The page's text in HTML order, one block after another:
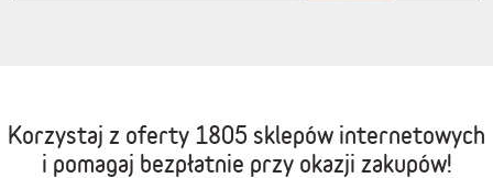
Korzystaj z oferty 1805 sklepów internetowych
i pomagaj bezpłatnie przy okazji zakupów!